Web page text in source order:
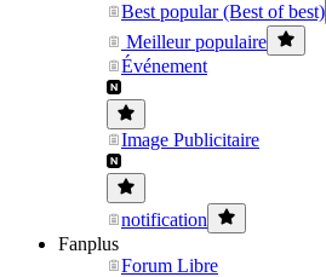
Best popular (Best of best)
Meilleur populaire
Événement
Image Publicitaire
notification
Fanplus
Forum Libre